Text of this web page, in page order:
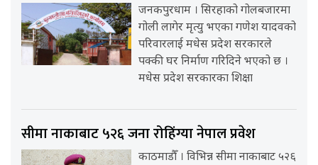
जनकपुरधाम । सिरहाको गोलबजारमा
गोली लागेर मृत्यु भएका गणेश यादवको
परिवारलाई मधेस प्रदेश सरकारले
पक्की घर निर्माण गरिदिने भएको छ ।
मधेस प्रदेश सरकारका शिक्षा
सीमा नाकाबाट ५२६ जना रोहिंग्या नेपाल प्रवेश
काठमाडौँ । विभिन्न सीमा नाकाबाट ५२६